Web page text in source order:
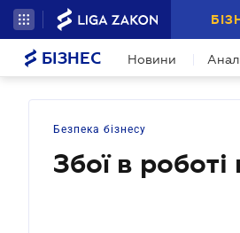
БІЗНЕС Новини
Безпека бізнесу
Збої в роботі